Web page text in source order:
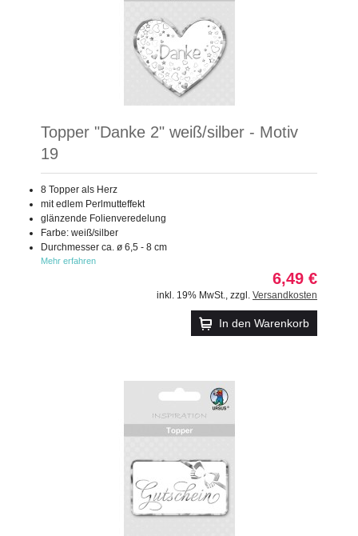
Topper "Danke 2" weiß/silber - Motiv
19
8 Topper als Herz
mit edlem Perlmutteffekt
glänzende Folienveredelung
Farbe: weiß/silber
Durchmesser ca. ø 6,5 - 8 cm
Mehr erfahren
6,49 €
inkl. 19% MwSt. zzgl. Versandkosten
In den Warenkorb